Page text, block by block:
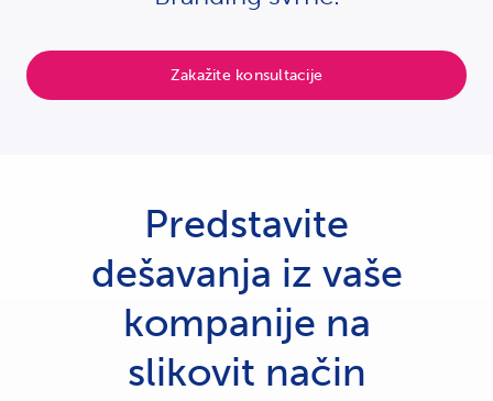
Zakažite konsultacije
Predstavite
dešavanja iz vaše
kompanije na
slikovit način